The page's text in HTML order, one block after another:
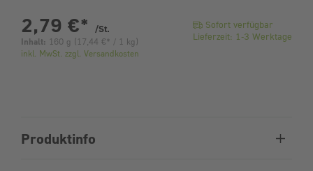
2,79 €* /St.
Inhalt: 160 g ( 17,44 € * / 1 kg)
inkl. MwSt. zzgl. Versandkosten
Sofort verfügbar
Lieferzeit: 1-3 Werktage
Produktinfo